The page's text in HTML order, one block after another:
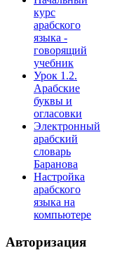
курс
арабского
языка -
говорящий
учебник
Урок 1.2.
Арабские
буквы и
огласовки
Электронный
арабский
словарь
Баранова
Настройка
арабского
языка на
компьютере
Авторизация